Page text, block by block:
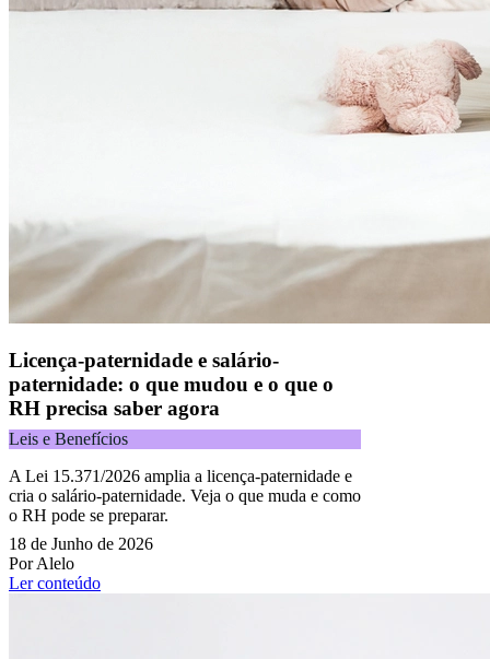
Licença-paternidade e salário-
paternidade: o que mudou e o que o
RH precisa saber agora
Leis e Benefícios
A Lei 15.371/2026 amplia a licença-paternidade e
cria o salário-paternidade. Veja o que muda e como
o RH pode se preparar.
18 de Junho de 2026
Por Alelo
Ler conteúdo